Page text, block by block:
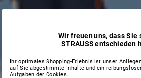
Wir freuen uns, dass Sie
STRAUSS entschieden
Ihr optimales Shopping-Erlebnis ist unser
auf Sie abgestimmte Inhalte und ein
Aufgaben der Cookies.